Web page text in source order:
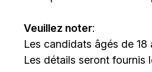
Veuillez noter:
Les candidats âgés de
Les détails seront fournis